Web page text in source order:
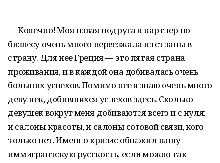
— Конечно! Моя новая подруга и партнер по
бизнесу очень много переезжала из страны в
страну. Для нее Греция — это пятая страна
проживания, и в каждой она добивалась очень
больших успехов. Помимо нее я знаю очень много
девушек, добившихся успехов здесь. Сколько
девушек вокруг меня добиваются всего и с нуля:
и салоны красоты, и салоны сотовой связи, кого
только нет. Именно кризис обнажил нашу
иммигрантскую русскость, если можно так